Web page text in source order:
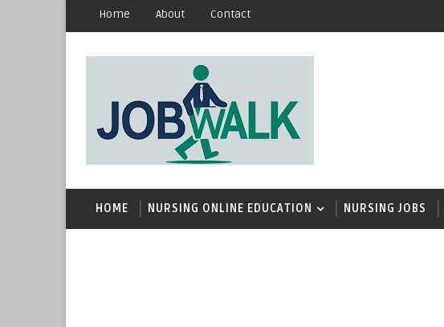
Home About Contact
HOME NURSING ONLINE EDUCATION NURSING JOBS